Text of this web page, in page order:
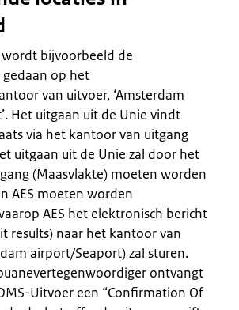
bijvoorbeeld de
op het
van uitvoer, ‘Amsterdam
Het uitgaan uit de Unie vindt
via het kantoor van uitgang
uitgaan uit de Unie zal door het
(Maasvlakte) moeten worden
AES moeten worden
AES het elektronisch bericht
results) naar het kantoor van
airport/Seaport) zal sturen.
ontvangt
Uitvoer een “Confirmation Of